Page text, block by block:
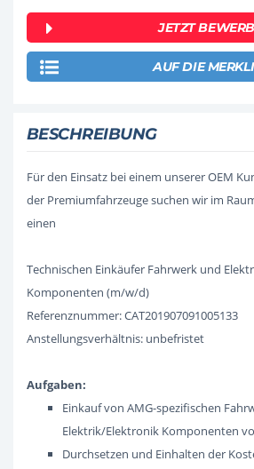
JETZT
AUF DIE
BESCHREIBUNG
Für den Einsatz bei einem unserer OEM
der Premiumfahrzeuge suchen wir im
einen
Technischen Einkäufer Fahrwerk und
Komponenten (m/w/d)
Referenznummer: CAT201907091005133
Anstellungsverhältnis: unbefristet
Aufgaben:
Einkauf von AMG-spezifischen
Elektrik/Elektronik Komponenten
Durchsetzen und Einhalten der